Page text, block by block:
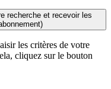
recherche et recevoir les
les critères de votre
cliquez sur le bouton